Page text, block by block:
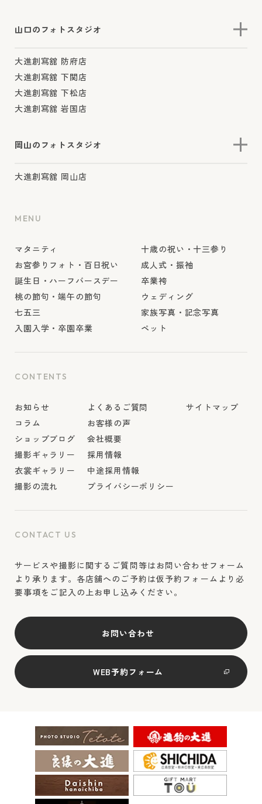
山口のフォトスタジオ
大進創寫舘 防府店
大進創寫舘 下関店
大進創寫舘 下松店
大進創寫舘 岩国店
岡山のフォトスタジオ
大進創寫舘 岡山店
MENU
マタニティ
お宮参りフォト・百日祝い
誕生日・ハーフバースデー
桃の節句・端午の節句
七五三
入園入学・卒園卒業
十歳の祝い・十三参り
成人式・振袖
卒業袴
ウェディング
家族写真・記念写真
ペット
CONTENTS
お知らせ
コラム
ショップブログ
撮影ギャラリー
衣裳ギャラリー
撮影の流れ
よくあるご質問
お客様の声
会社概要
採用情報
中途採用情報
プライバシーポリシー
サイトマップ
CONTACT US
サービスや撮影に関するご質問等はお問い合わせフォーム
より承ります。各店舗へのご予約は仮予約フォームより必
要事項をご記入の上お申し込みください。
お問い合わせ
WEB予約フォーム